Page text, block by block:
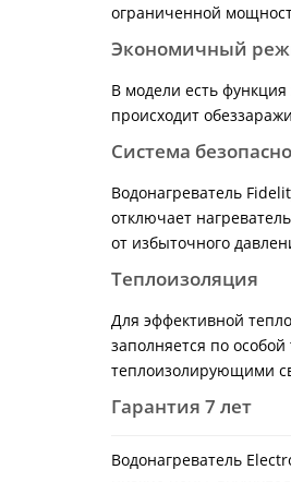
ограниченной
Экономичный
В модели есть
происходит
Система
Водонагреватель
отключает
от избыточного
Теплоизоляция
Для эффективной
заполняется по
теплоизолирующими
Гарантия 7 лет
Водонагреватель